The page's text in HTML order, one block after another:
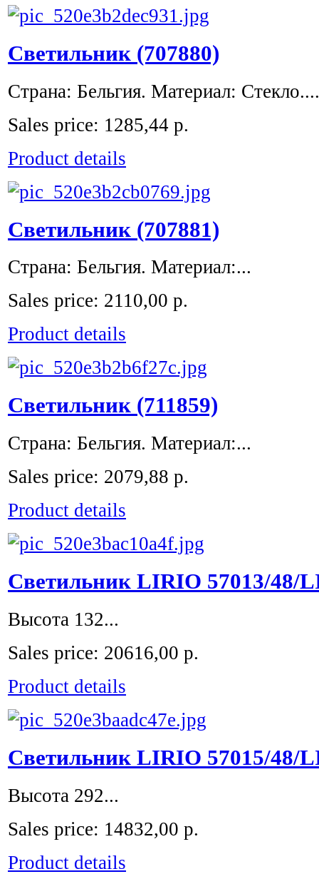
Светильник (707880)
Страна: Бельгия. Материал: Стекло....
Sales price: 1285,44 р.
Product details
Светильник (707881)
Страна: Бельгия. Материал:...
Sales price: 2110,00 р.
Product details
Светильник (711859)
Страна: Бельгия. Материал:...
Sales price: 2079,88 р.
Product details
Светильник LIRIO 57013/48/
Высота 132...
Sales price: 20616,00 р.
Product details
Светильник LIRIO 57015/48/
Высота 292...
Sales price: 14832,00 р.
Product details